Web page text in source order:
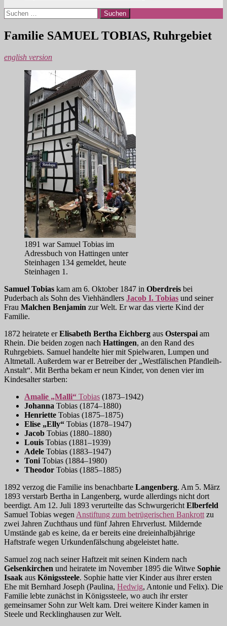
Suchen
nach:
Familie SAMUEL TOBIAS, Ruhrgebiet
english version
1891 war Samuel Tobias im
Adressbuch von Hattingen unter
Steinhagen 134 gemeldet, heute
Steinhagen 1.
Samuel Tobias kam am 6. Oktober 1847 in Oberdreis bei
Puderbach als Sohn des Viehhändlers Jacob I. Tobias und seiner
Frau Malchen Benjamin zur Welt. Er war das vierte Kind der
Familie.
1872 heiratete erElisabeth Bertha Eichberg aus Osterspai am
Rhein. Die beiden zogen nach Hattingen, an den Rand des
Ruhrgebiets. Samuel handelte hier mit Spielwaren, Lumpen und
Altmetall. Außerdem war er Betreiber der „Westfälischen Pfandleih-
Anstalt“. Mit Bertha bekam er neun Kinder, von denen vier im
Kindesalter starben:
Amalie „Malli“ Tobias (1873–1942)
Johanna Tobias (1874–1880)
Henriette Tobias (1875–1875)
Elise „Elly“ Tobias (1878–1947)
Jacob Tobias (1880–1880)
Louis Tobias (1881–1939)
Adele Tobias (1883–1947)
Toni Tobias (1884–1980)
Theodor Tobias (1885–1885)
1892 verzog die Familie ins benachbarte Langenberg. Am 5. März
1893 verstarb Bertha in Langenberg, wurde allerdings nicht dort
beerdigt. Am 12. Juli 1893 verurteilte das Schwurgericht Elberfeld
Samuel Tobias wegen Anstiftung zum betrügerischen Bankrott zu
zwei Jahren Zuchthaus und fünf Jahren Ehrverlust. Mildernde
Umstände gab es keine, da er bereits eine dreieinhalbjährige
Haftstrafe wegen Urkundenfälschung abgeleistet hatte.
Samuel zog nach seiner Haftzeit mit seinen Kindern nach
Gelsenkirchen und heiratete im November 1895 die Witwe Sophie
Isaak aus Königssteele. Sophie hatte vier Kinder aus ihrer ersten
Ehe mit Bernhard Joseph (Paulina, Hedwig, Antonie und Felix). Die
Familie lebte zunächst in Königssteele, wo auch ihr erster
gemeinsamer Sohn zur Welt kam. Drei weitere Kinder kamen in
Steele und Recklinghausen zur Welt.